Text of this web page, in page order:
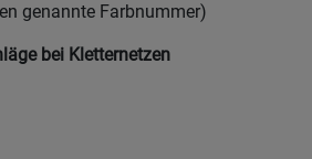
genannte Farbnummer)
bei Kletternetzen